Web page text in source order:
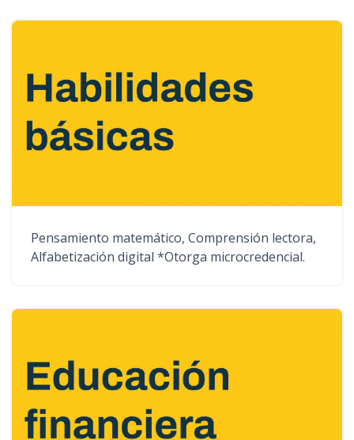
Pensamiento matemático, Comprensión lectora,
Alfabetización digital *Otorga microcredencial.